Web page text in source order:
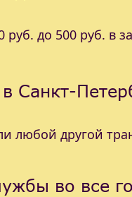
до 500 руб. в
Санкт-
любой другой
во все